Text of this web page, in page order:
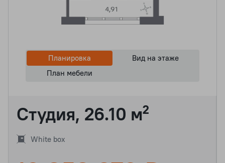
Студия, 26.10 м²
White box
Планировка
Вид на этаже
План мебели